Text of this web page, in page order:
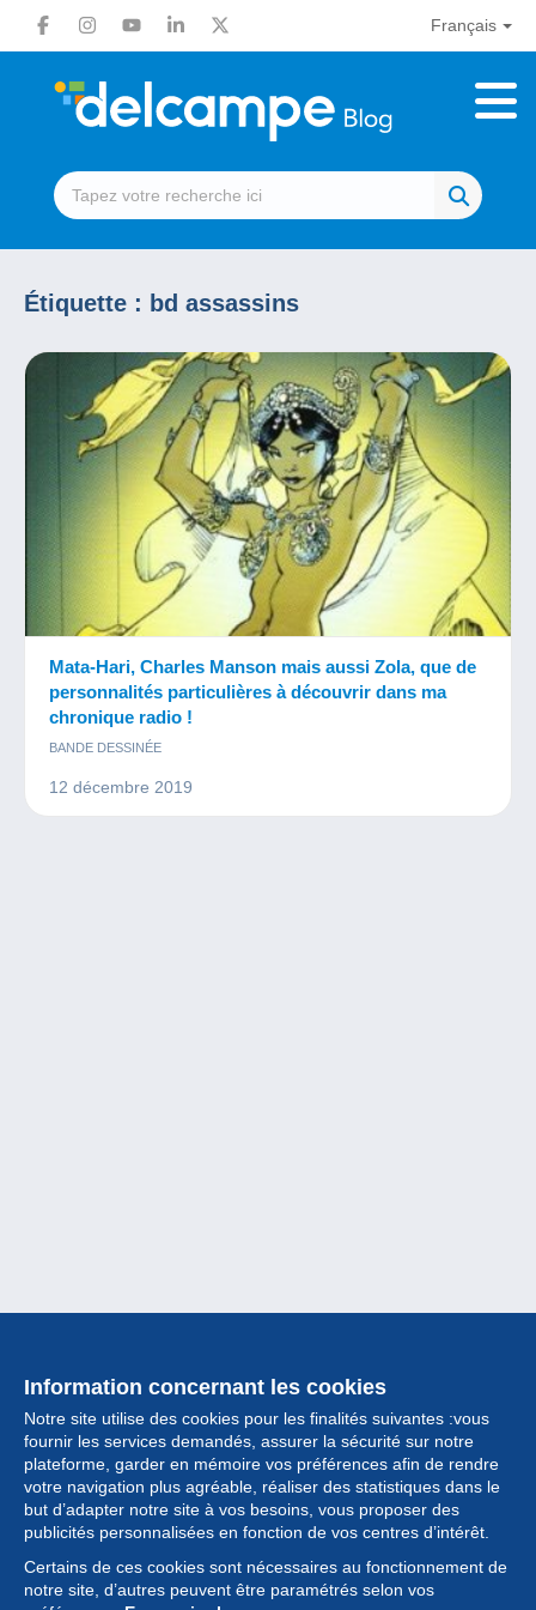
Français
Étiquette : bd assassins
Mata-Hari, Charles Manson mais aussi Zola, que de
personnalités particulières à découvrir dans ma
chronique radio !
BANDE DESSINÉE
12 décembre 2019
Information concernant les cookies
Notre site utilise des cookies pour les finalités suivantes :vous
fournir les services demandés, assurer la sécurité sur notre
plateforme, garder en mémoire vos préférences afin de rendre
votre navigation plus agréable, réaliser des statistiques dans le
but d’adapter notre site à vos besoins, vous proposer des
publicités personnalisées en fonction de vos centres d’intérêt.
Certains de ces cookies sont nécessaires au fonctionnement de
notre site, d’autres peuvent être paramétrés selon vos
Collection
Actualités